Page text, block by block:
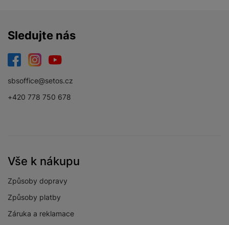
Sledujte nás
sbsoffice@setos.cz
+420 778 750 678
Vše k nákupu
Způsoby dopravy
Způsoby platby
Záruka a reklamace